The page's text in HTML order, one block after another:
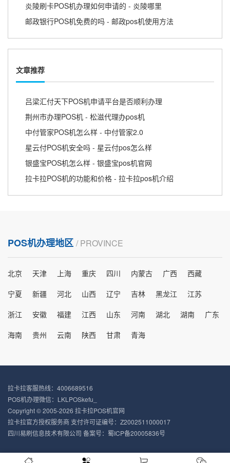
炎陵刷卡POS机办理如何申请的 - 炎陵哪里
邮政银行POS机免费的吗 - 邮政pos机使用方法
文章推荐
吕梁汇付天下POS机申请平台是否顺利办理
荆州市办理POS机 - 松滋代理办pos机
中付管家POS机怎么样 - 中付管家2.0
星云付POS机安全吗 - 星云付pos怎么样
银盛宝POS机怎么样 - 银盛宝pos机官网
拉卡拉POS机的功能和价格 - 拉卡拉pos机介绍
POS机办理地区 / PROVINCE
北京 天津 上海 重庆 四川 内蒙古 广西
西藏
宁夏
新疆 河北 山西 辽宁 吉林 黑龙江
江苏
浙江
安徽 福建 江西 山东 河南 湖北 湖南
广东
海南
贵州 云南 陕西 甘肃 青海
拉卡拉客服热线：4006689516
POS机办理微信：LKLPOSkefu_
Copyright © 2005-2026 拉卡拉POS机官网
拉卡拉官方授权服务商 支付许可证编号：Z2002511000017
四川易刷信息技术有限公司 备案号： 蜀ICP备20005836号